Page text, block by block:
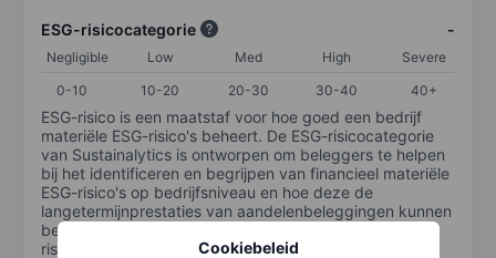
Cookiebeleid
ESG-risicocategorie -
Negligible Low Med High
Severe
0-10
10-20 20-30 30-40 40+
ESG-risico is een maatstaf voor hoe goed een bedrijf
materiële ESG-risico's beheert. De ESG-risicocategorie
van Sustainalytics is ontworpen om beleggers te helpen
bij het identificeren en begrijpen van financieel materiële
ESG-risico's op bedrijfsniveau en hoe deze de
langetermijnprestaties van aandelenbeleggingen kunnen
beïnvloeden. De schaal loopt van 0-100. Hoe lager het
risico, hoe beter (0 staat voor geen risico en 100 voor